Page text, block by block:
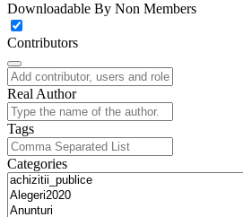
Downloadable By Non Members
Contributors
Real Author
Tags
Categories